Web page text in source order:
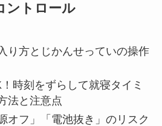
ントロール
り方とじかんせっていの操作
時刻をずらして就寝タイミ
法と注意点
オフ」「電池抜き」のリスク